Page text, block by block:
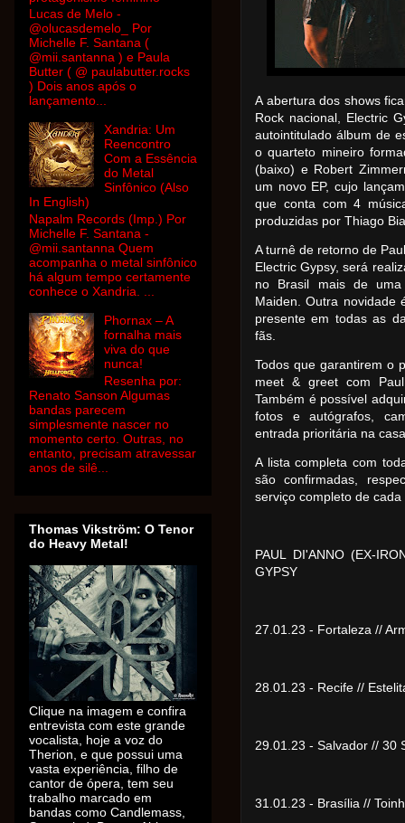
A abertura dos shows
Rock nacional, Electric
autointitulado álbum de
o quarteto mineiro
(baixo) e Robert
um novo EP, cujo
que conta com 4
produzidas por Thiago
A turnê de retorno de
Electric Gypsy, será
no Brasil mais de
Maiden. Outra novidade
presente em todas as
fãs.
Todos que garantirem o
meet & greet com
Também é possível
fotos e autógrafos,
entrada prioritária na
A lista completa com
são confirmadas,
serviço completo de
PAUL DI'ANNO (EX-
GYPSY
27.01.23 - Fortaleza //
28.01.23 - Recife //
29.01.23 - Salvador // 30
31.01.23 - Brasília //
Lucas de Melo -
@olucasdemelo_ Por
Michelle F. Santana (
@mii.santanna ) e Paula
Butter ( @ paulabutter.rocks
) Dois anos após o
lançamento...
Xandria: Um
Reencontro
Com a Essência
do Metal
Sinfônico (Also
In English)
Napalm Records (Imp.) Por
Michelle F. Santana -
@mii.santanna Quem
acompanha o metal sinfônico
há algum tempo certamente
conhece o Xandria. ...
Phornax – A
fornalha mais
viva do que
nunca!
Resenha por:
Renato Sanson Algumas
bandas parecem
simplesmente nascer no
momento certo. Outras, no
entanto, precisam atravessar
anos de silê...
Thomas Vikström: O Tenor
do Heavy Metal!
Clique na imagem e confira
entrevista com este grande
vocalista, hoje a voz do
Therion, e que possui uma
vasta experiência, filho de
cantor de ópera, tem seu
trabalho marcado em
bandas como Candlemass,